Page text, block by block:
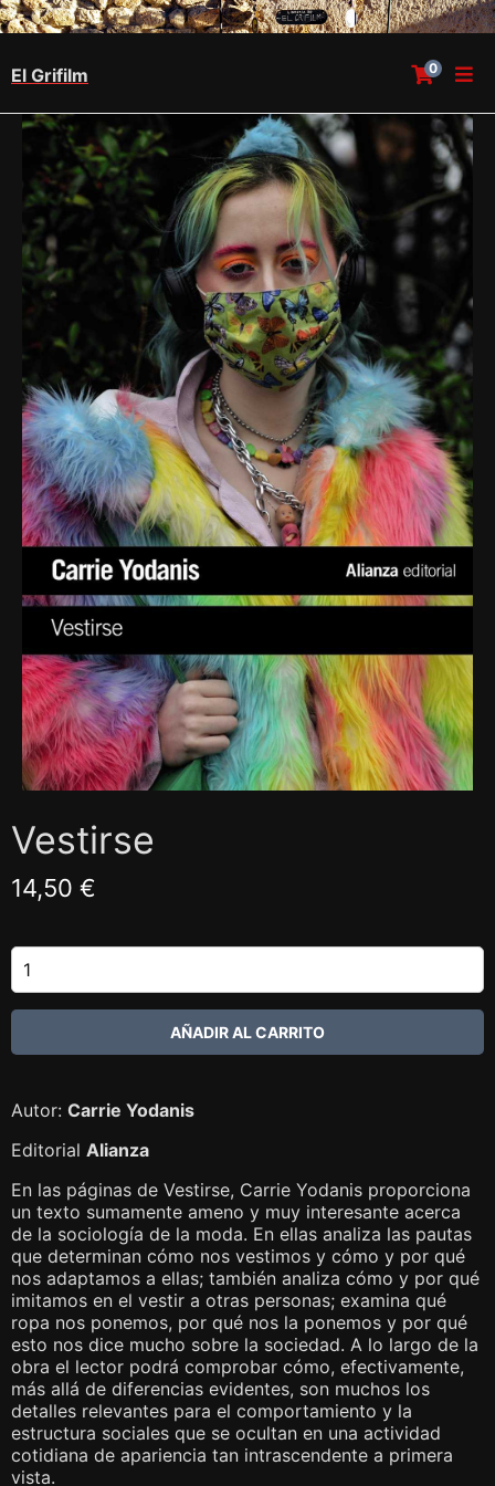
El Grifilm 0
Vestirse
14,50 €
Autor: Carrie Yodanis
Editorial Alianza
En las páginas de Vestirse, Carrie Yodanis proporciona
un texto sumamente ameno y muy interesante acerca
de la sociología de la moda. En ellas analiza las pautas
que determinan cómo nos vestimos y cómo y por qué
nos adaptamos a ellas; también analiza cómo y por qué
imitamos en el vestir a otras personas; examina qué
ropa nos ponemos, por qué nos la ponemos y por qué
esto nos dice mucho sobre la sociedad. A lo largo de la
obra el lector podrá comprobar cómo, efectivamente,
más allá de diferencias evidentes, son muchos los
detalles relevantes para el comportamiento y la
estructura sociales que se ocultan en una actividad
cotidiana de apariencia tan intrascendente a primera
vista.